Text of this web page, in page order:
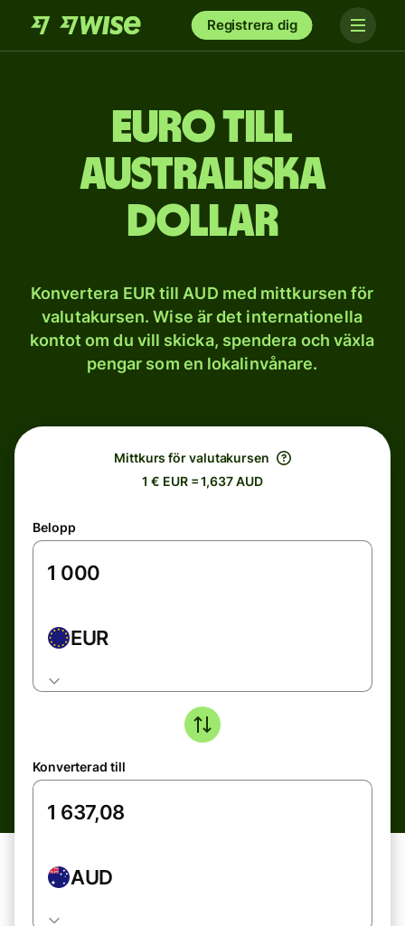
Registrera dig
Euro till
australiska
dollar
Konvertera EUR till AUD med mittkursen för
valutakursen. Wise är det internationella
kontot om du vill skicka, spendera och växla
pengar som en lokalinvånare.
Mittkurs för valutakursen
1 € EUR = 1,637 AUD
Belopp
EUR
Konverterad till
AUD